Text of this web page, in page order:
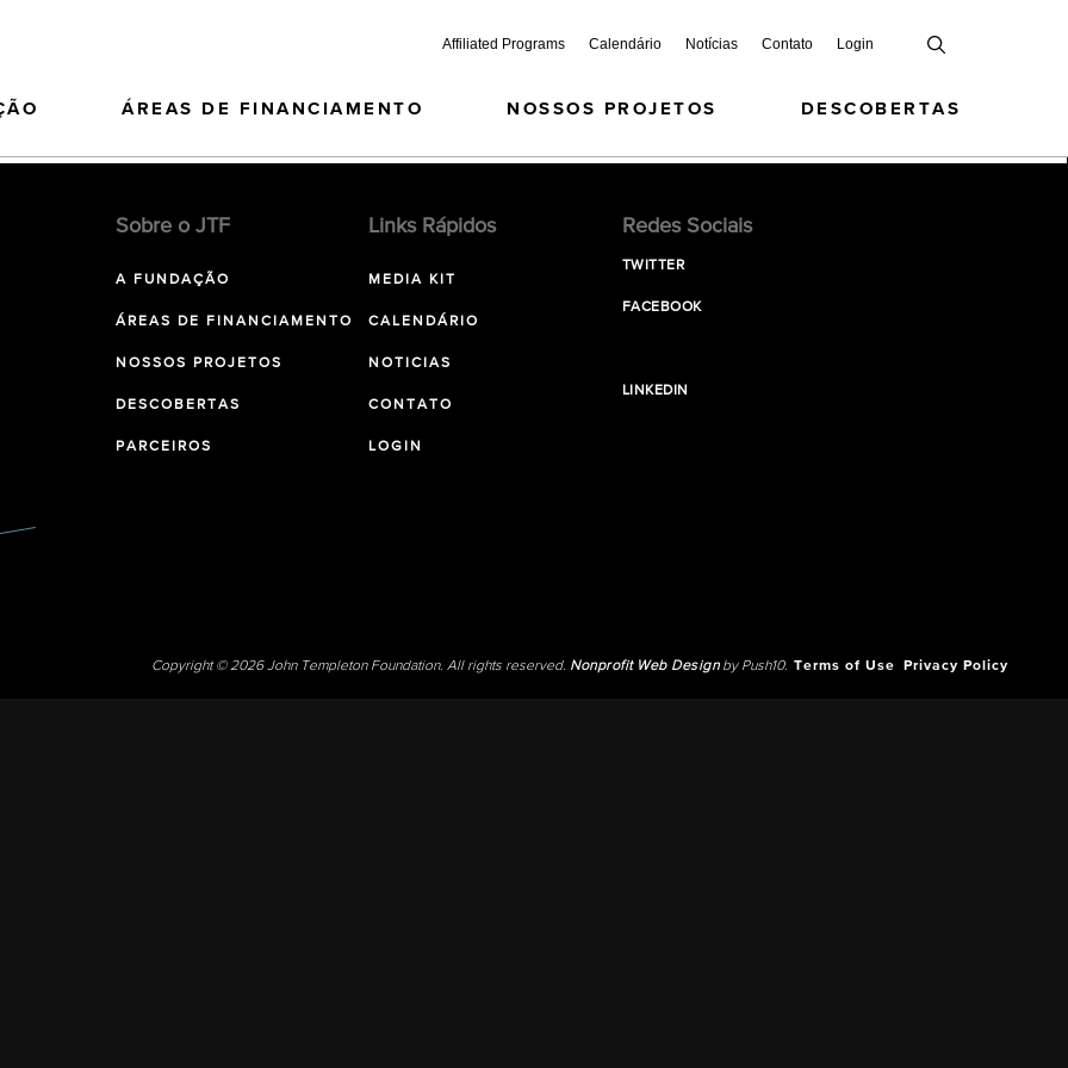
Affiliated Programs Calendário Notícias Contato Login
ÁREAS DE FINANCIAMENTO NOSSOS PROJETOS DESCOBERTAS
Sobre o JTF
A FUNDAÇÃO
ÁREAS DE FINANCIAMENTO
NOSSOS PROJETOS
DESCOBERTAS
PARCEIROS
Links Rápidos
MEDIA KIT
CALENDÁRIO
NOTICIAS
CONTATO
LOGIN
Redes Sociais
TWITTER
FACEBOOK
LINKEDIN
Copyright © 2026 John Templeton Foundation. All rights reserved. Nonprofit Web Designby Push10. Terms of Use Privacy Policy